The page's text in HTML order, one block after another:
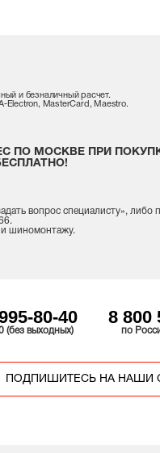
и безналичный расчет.
Electron, MasterCard, Maestro.
ПО МОСКВЕ ПРИ
вопрос специалисту», либо
и шиномонтажу.
80-40
(без выходных)
8 800
по
ПОДПИШИТЕСЬ НА НАШИ